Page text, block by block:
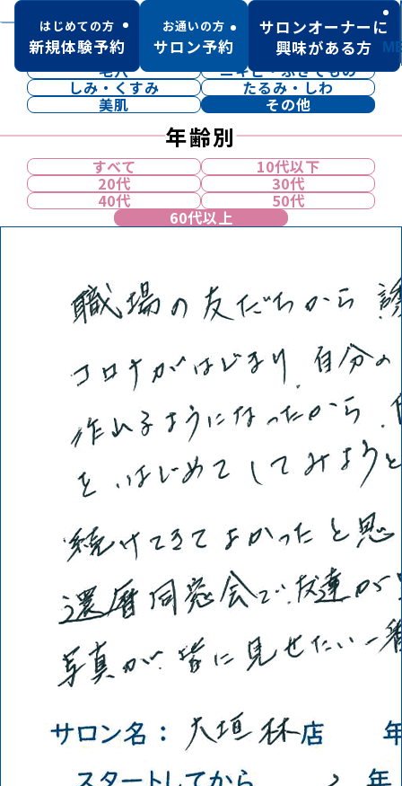
肌トラブル別
すべて 乾燥
毛穴 ニキビ・ふきでもの
しみ・くすみ たるみ・しわ
美肌 その他
年齢別
すべて 10代以下
20代 30代
40代 50代
60代以上
はじめての方
新規体験予約
お通いの方
サロン予約
サロンオーナーに
興味がある方